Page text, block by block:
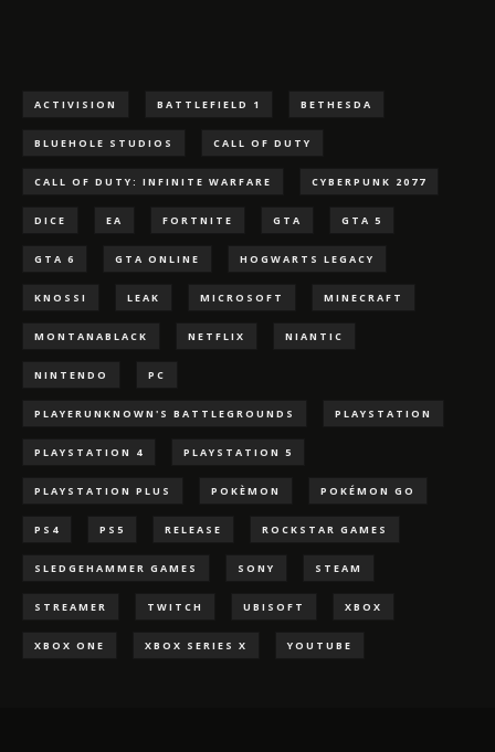
ACTIVISION BATTLEFIELD 1 BETHESDA
BLUEHOLE STUDIOS CALL OF DUTY
CALL OF DUTY: INFINITE WARFARE CYBERPUNK 2077
DICE EA FORTNITE GTA GTA 5
GTA 6 GTA ONLINE HOGWARTS LEGACY
KNOSSI LEAK MICROSOFT MINECRAFT
MONTANABLACK NETFLIX NIANTIC
NINTENDO PC
PLAYERUNKNOWN'S BATTLEGROUNDS PLAYSTATION
PLAYSTATION 4 PLAYSTATION 5
PLAYSTATION PLUS POKÈMON POKÉMON GO
PS4 PS5 RELEASE ROCKSTAR GAMES
SLEDGEHAMMER GAMES SONY STEAM
STREAMER TWITCH UBISOFT XBOX
XBOX ONE XBOX SERIES X YOUTUBE